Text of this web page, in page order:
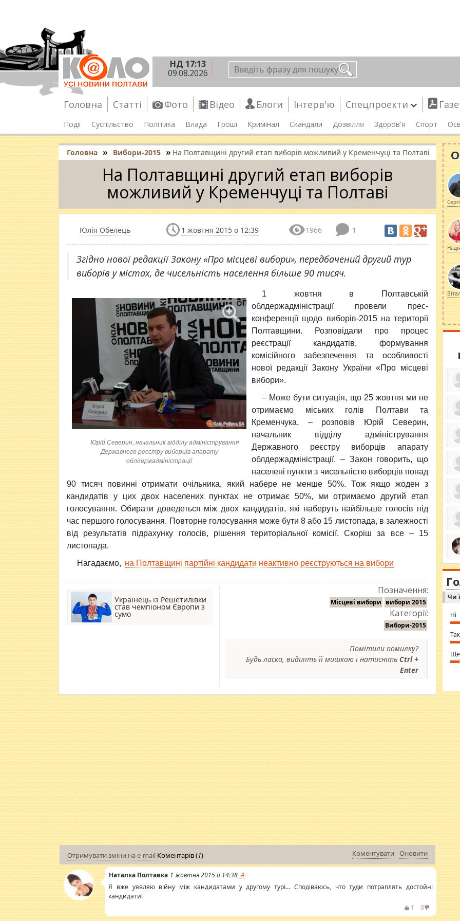
НД 17:13
09.08.2026
Головна Статті Фото Відео Блоги Інтерв'ю Спецпроекти
Події Суспільство Політика Влада Гроші Кримінал Скандали Дозвілля Здоров'я Спорт
Головна » Вибори-2015 » На Полтавщині другий етап виборів можливий у Кременчуці та Полтаві
На Полтавщині другий етап виборів
можливий у Кременчуці та Полтаві
Юлія Обелець 1 жовтня 2015 о 12:39 1966 1
Згідно нової редакції Закону «Про місцеві вибори», передбачений другий тур
виборів у містах, де чисельність населення більше 90 тисяч.
Юрій Северин, начальник відділу адміністрування
Державного реєстру виборців апарату
облдержадміністрації
1 жовтня в Полтавській
облдержадміністрації провели прес-
конференції щодо виборів-2015 на території
Полтавщини. Розповідали про процес
реєстрації кандидатів, формування
комісійного забезпечення та особливості
нової редакції Закону України «Про місцеві
вибори».
– Може бути ситуація, що 25 жовтня ми не
отримаємо міських голів Полтави та
Кременчука, – розповів Юрій Северин,
начальник відділу адміністрування
Державного реєстру виборців апарату
облдержадміністрації. – Закон говорить, що
населені пункти з чисельністю виборців понад
90 тисяч повинні отримати очільника, який набере не менше 50%. Тож якщо жоден з
кандидатів у цих двох населених пунктах не отримає 50%, ми отримаємо другий етап
голосування. Обирати доведеться між двох кандидатів, які наберуть найбільше голосів під
час першого голосування. Повторне голосування може бути 8 або 15 листопада, в залежності
від результатів підрахунку голосів, рішення територіальної комісії. Скоріш за все – 15
листопада.
Нагадаємо, на Полтавщині партійні кандидати неактивно реєструються на вибори
Українець із Решетилівки
став чемпіоном Європи з
сумо
Позначення:
Місцеві вибори вибори 2015
Категорії:
Вибори-2015
Помітили помилку?
Будь ласка, виділіть її мишкою і натисніть Ctrl +
Enter
Отримувати зміни на e-mail Коментарів (1) Оновити
Коментувати
Наталка Полтавка 1 жовтня 2015 о 14:38 #
Я вже уявляю війну між кандидатами у другому турі... Сподіваюсь, что туди потраплять достойні
кандидати!
0
1
за
ми
in
⇒
Чи
Ні
Так
Ще